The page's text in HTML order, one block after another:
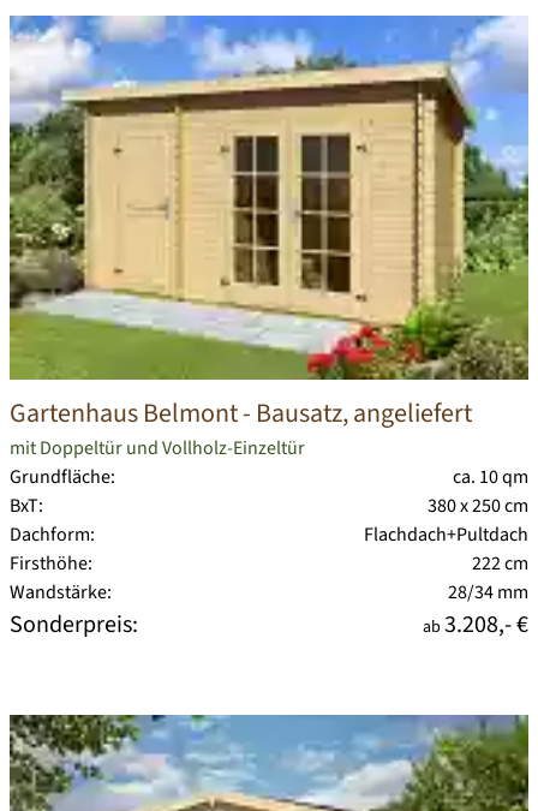
Gartenhaus Belmont- Bausatz, angeliefert
mit Doppeltür und Vollholz-Einzeltür
Grundfläche:
ca. 10 qm
BxT:
380 x 250 cm
Dachform:
Flachdach+Pultdach
Firsthöhe:
222 cm
Wandstärke:
28/34 mm
Sonderpreis: ab 3.208,- €